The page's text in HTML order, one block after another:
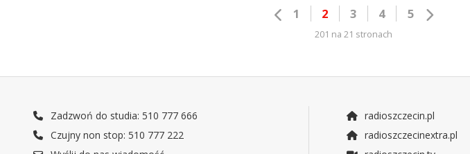
1 2 3 4 5
201 na 21 stronach
Zadzwoń do studia: 510 777 666
Czujny non stop: 510 777 222
radioszczecin.pl
radioszczecinextra.pl